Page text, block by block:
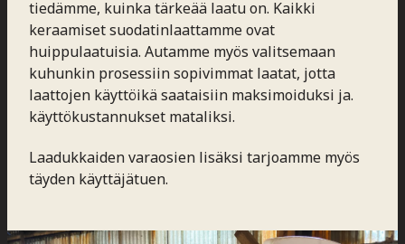
tiedämme, kuinka tärkeää laatu on. Kaikki
keraamiset suodatinlaattamme ovat
huippulaatuisia. Autamme myös valitsemaan
kuhunkin prosessiin sopivimmat laatat, jotta
laattojen käyttöikä saataisiin maksimoiduksi ja.
käyttökustannukset mataliksi.
Laadukkaiden varaosien lisäksi tarjoamme myös
täyden käyttäjätuen.